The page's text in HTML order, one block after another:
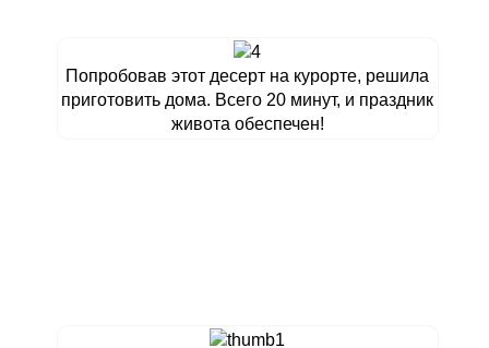
Попробовав этот десерт на курорте, решила
приготовить дома. Всего 20 минут, и праздник
живота обеспечен!